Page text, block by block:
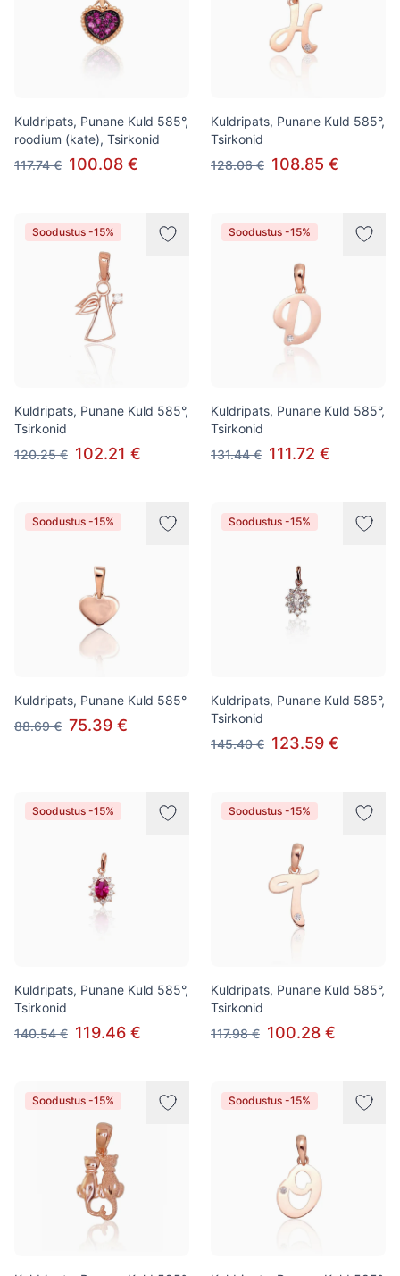
Kuldripats, Punane Kuld 585°,
roodium (kate), Tsirkonid
117.74 € 100.08 €
Kuldripats, Punane Kuld 585°,
Tsirkonid
128.06 € 108.85 €
Soodustus -15%
Kuldripats, Punane Kuld 585°,
Tsirkonid
120.25 € 102.21 €
Soodustus -15%
Kuldripats, Punane Kuld 585°,
Tsirkonid
131.44 € 111.72 €
Soodustus -15%
Kuldripats, Punane Kuld 585°
88.69 € 75.39 €
Soodustus -15%
Kuldripats, Punane Kuld 585°,
Tsirkonid
145.40 € 123.59 €
Soodustus -15%
Kuldripats, Punane Kuld 585°,
Tsirkonid
140.54 € 119.46 €
Soodustus -15%
Kuldripats, Punane Kuld 585°,
Tsirkonid
117.98 € 100.28 €
Soodustus -15% Soodustus -15%